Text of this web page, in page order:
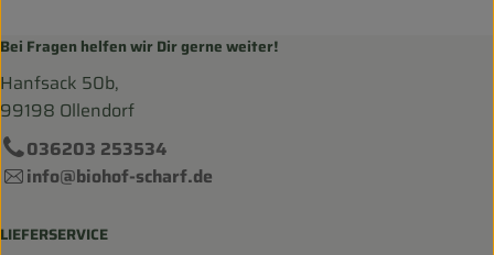
Bei Fragen helfen wir Dir gerne weiter!
Hanfsack 50b,
99198 Ollendorf
036203 253534
info@biohof-scharf.de
LIEFERSERVICE